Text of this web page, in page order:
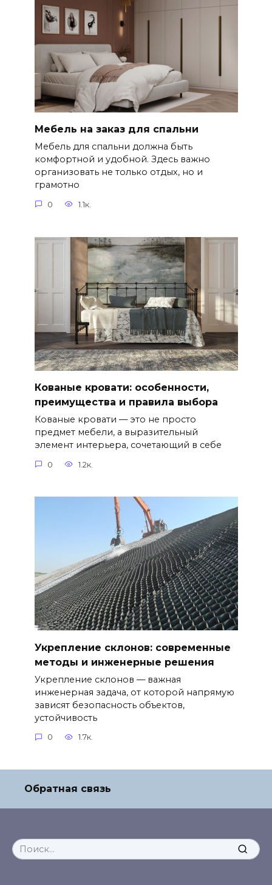
Мебель на заказ для спальни
Мебель для спальни должна быть
комфортной и удобной. Здесь важно
организовать не только отдых, но и
грамотно
0 1.1к.
Кованые кровати: особенности,
преимущества и правила выбора
Кованые кровати — это не просто
предмет мебели, а выразительный
элемент интерьера, сочетающий в себе
0 1.2к.
Укрепление склонов: современные
методы и инженерные решения
Укрепление склонов — важная
инженерная задача, от которой напрямую
зависят безопасность объектов,
устойчивость
0 1.7к.
Обратная связь
Search
for: